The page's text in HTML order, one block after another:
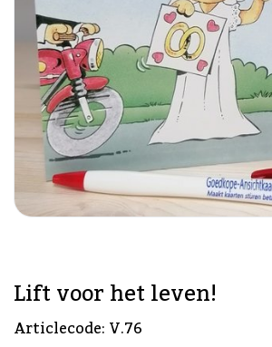
Lift voor het leven!
Articlecode:V.76